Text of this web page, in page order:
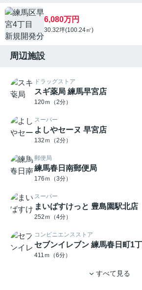
6,080万円
30.32坪(100.24㎡)
周辺施設
ドラッグストア
スギ薬局 練馬早宮店
120ｍ（2分）
スーパー
よしやセーヌ 早宮店
132ｍ（2分）
郵便局
練馬春日南郵便局
176ｍ（3分）
スーパー
まいばすけっと 豊島園駅北店
252ｍ（4分）
コンビニエンスストア
セブンイレブン 練馬春日町1
411ｍ（6分）
すべて見る